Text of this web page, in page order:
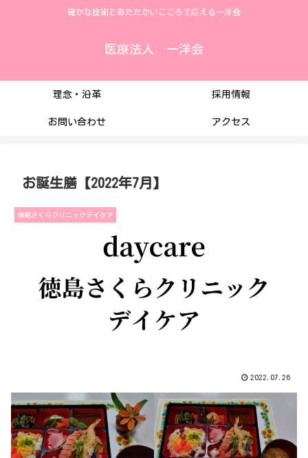
確かな技術とあたたかいこころで応える一洋会
医療法人 一洋会
理念・沿革 採用情報
お問い合わせ アクセス
お誕生膳【2022年7月】
徳島さくらクリニックデイケア
2022.07.26